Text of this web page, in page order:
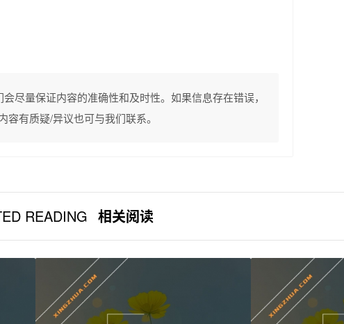
尽量保证内容的准确性和及时性。如果信息存在错误，
容有质疑/异议也可与我们联系。
READING 相关阅读